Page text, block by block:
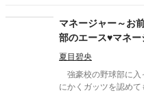
校で繰り広げられる
マネージャー～お
部のエース♥マネー
夏目碧央
強豪校の野球部に入
にかくガッツを認め